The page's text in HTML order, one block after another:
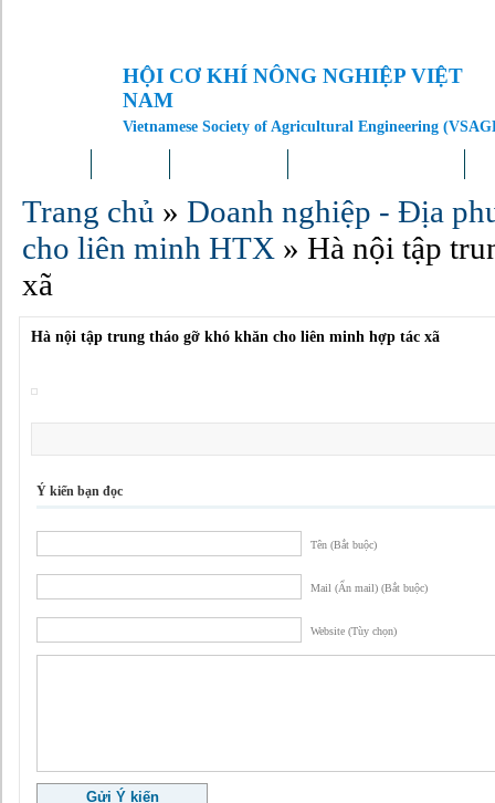
HỘI CƠ KHÍ NÔNG NGHIỆP VIỆT
NAM
Vietnamese Society of Agricultural Engineering
Trang chủ » Doanh nghiệp - Địa
cho liên minh HTX » Hà nội tập
xã
Hà nội tập trung tháo gỡ khó khăn cho liên minh hợp tác xã
Ý kiến bạn đọc
Tên (Bắt buộc)
Mail (Ẩn mail) (Bắt buộc)
Website (Tùy chọn)